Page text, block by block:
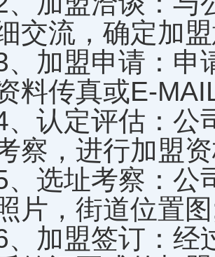
交流，确定加
盟申请：申
料传真或E-
定评估：公
察，进行加盟
址考察：公
片，街道位置
盟签订：经